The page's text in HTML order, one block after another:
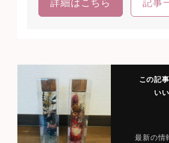
この記
い
最新の情